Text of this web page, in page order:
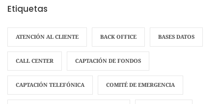
Etiquetas
ATENCIÓN AL CLIENTE BACK OFFICE BASES DATOS
CALL CENTER CAPTACIÓN DE FONDOS
CAPTACIÓN TELEFÓNICA COMITÉ DE EMERGENCIA